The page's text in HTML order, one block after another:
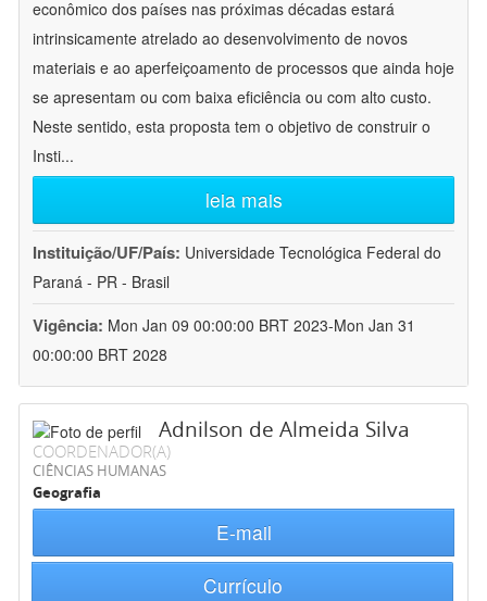
econômico dos países nas próximas décadas estará
intrinsicamente atrelado ao desenvolvimento de novos
materiais e ao aperfeiçoamento de processos que ainda hoje
se apresentam ou com baixa eficiência ou com alto custo.
Neste sentido, esta proposta tem o objetivo de construir o
Insti...
leia mais
Instituição/UF/País: Universidade Tecnológica Federal do
Paraná - PR - Brasil
Vigência: Mon Jan 09 00:00:00 BRT 2023-Mon Jan 31
00:00:00 BRT 2028
Adnilson de Almeida Silva
COORDENADOR(A)
CIÊNCIAS HUMANAS
Geografia
E-mail
Currículo